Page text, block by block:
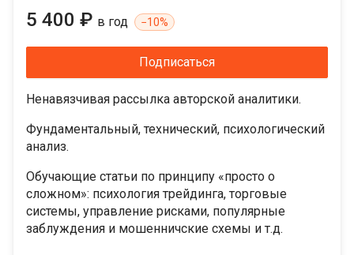
5 400 ₽ в год −10%
Подписаться
Ненавязчивая рассылка авторской аналитики.
Фундаментальный, технический, психологический
анализ.
Обучающие статьи по принципу «просто о
сложном»: психология трейдинга, торговые
системы, управление рисками, популярные
заблуждения и мошенничские схемы и т.д.